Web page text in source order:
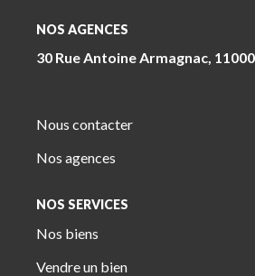
NOS AGENCES
30 Rue Antoine Armagnac,
Nous contacter
Nos agences
NOS SERVICES
Nos biens
Vendre un bien